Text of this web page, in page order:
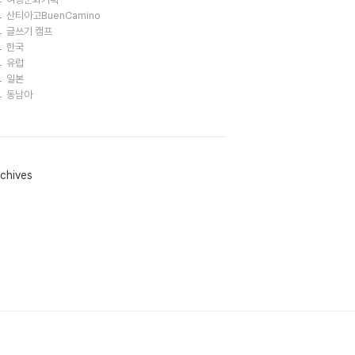
산티아고BuenCamino
글쓰기 캠프
한국
유럽
일본
동남아